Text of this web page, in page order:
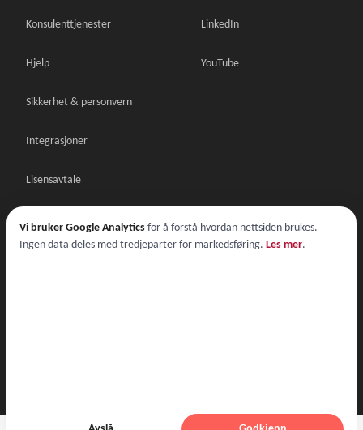
Konsulenttjenester
Hjelp
Sikkerhet & personvern
Integrasjoner
Lisensavtale
LinkedIn
YouTube
Vi bruker Google Analytics for å forstå hvordan nettsiden brukes.
Ingen data deles med tredjeparter for markedsføring. Les mer.